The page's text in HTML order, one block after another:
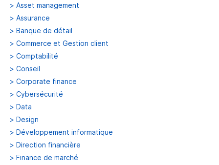
> Asset management
> Assurance
> Banque de détail
> Commerce et Gestion client
> Comptabilité
> Conseil
> Corporate finance
> Cybersécurité
> Data
> Design
> Développement informatique
> Direction financière
> Finance de marché